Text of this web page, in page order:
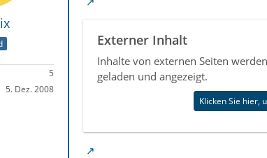
5
5. Dez. 2008
Externer Inhalt
Inhalte von externen Seiten
geladen und angezeigt.
Klicken Sie hier,